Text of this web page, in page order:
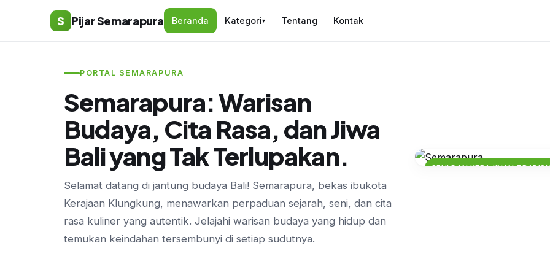
S Pijar Semarapura Beranda Kategori▾ Tentang Kontak
PORTAL SEMARAPURA
Semarapura: Warisan
Budaya, Cita Rasa, dan Jiwa
Bali yang Tak Terlupakan.
Selamat datang di jantung budaya Bali! Semarapura, bekas ibukota
Kerajaan Klungkung, menawarkan perpaduan sejarah, seni, dan cita
rasa kuliner yang autentik. Jelajahi warisan budaya yang hidup dan
temukan keindahan tersembunyi di setiap sudutnya.
SENI DAN KERAJINAN